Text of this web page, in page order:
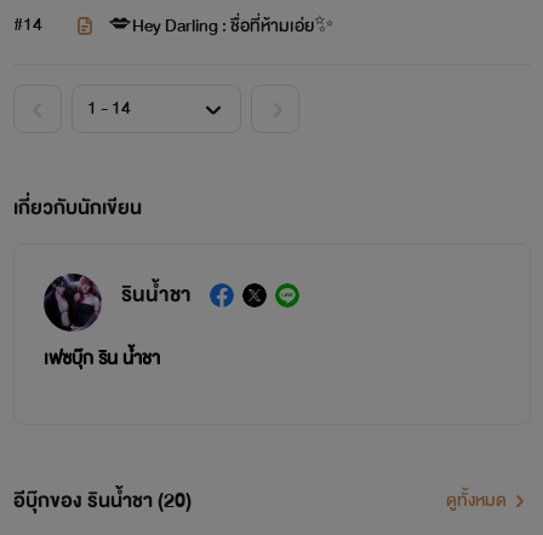
#14 💋Hey Darling : ชื่อที่ห้ามเอ่ย✨️
เกี่ยวกับนักเขียน
รินน้ำชา
เฟซบุ๊ก ริน น้ำชา
อีบุ๊กของ รินน้ำชา (20) ดูทั้งหมด